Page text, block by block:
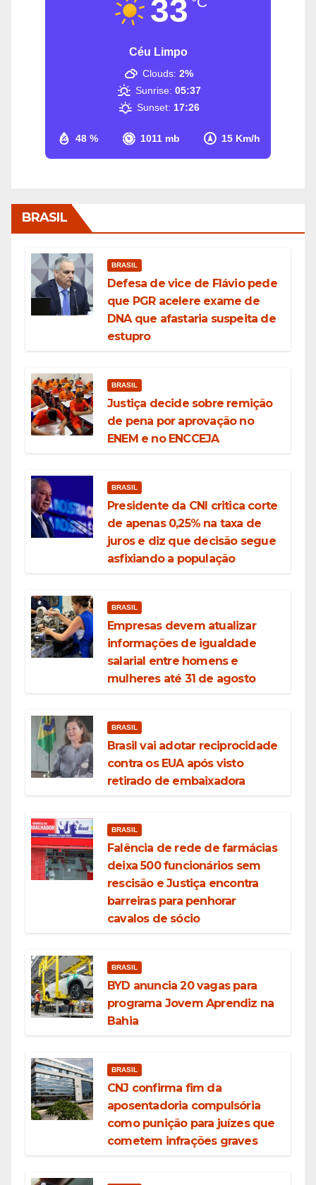
33
Céu Limpo
48 % 1011 mb 15 Km/h
Clouds: 2%
Sunrise: 05:37
Sunset: 17:26
BRASIL
BRASIL
Defesa de vice de Flávio pede
que PGR acelere exame de
DNA que afastaria suspeita de
estupro
BRASIL
Justiça decide sobre remição
de pena por aprovação no
ENEM e no ENCCEJA
BRASIL
Presidente da CNI critica corte
de apenas 0,25% na taxa de
juros e diz que decisão segue
asfixiando a população
BRASIL
Empresas devem atualizar
informações de igualdade
salarial entre homens e
mulheres até 31 de agosto
BRASIL
Brasil vai adotar reciprocidade
contra os EUA após visto
retirado de embaixadora
BRASIL
Falência de rede de farmácias
deixa 500 funcionários sem
rescisão e Justiça encontra
barreiras para penhorar
cavalos de sócio
BRASIL
BYD anuncia 20 vagas para
programa Jovem Aprendiz na
Bahia
BRASIL
CNJ confirma fim da
aposentadoria compulsória
como punição para juízes que
cometem infrações graves